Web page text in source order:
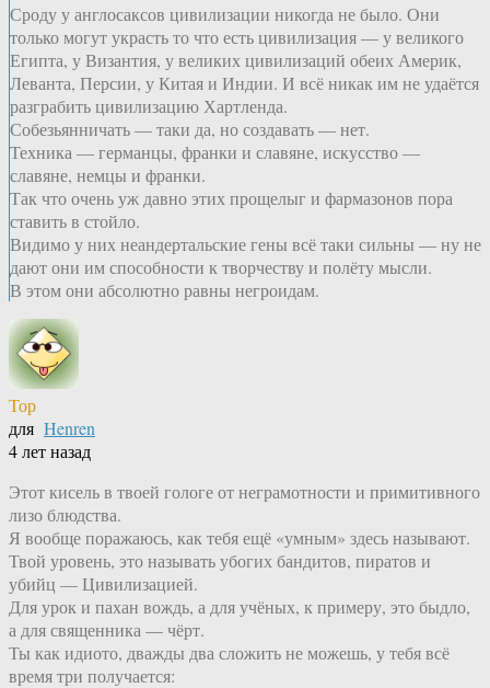
Сроду у англосаксов цивилизации никогда не было. Они
только могут украсть то что есть цивилизация — у великого
Египта, у Византия, у великих цивилизаций обеих Америк,
Леванта, Персии, у Китая и Индии. И всё никак им не удаётся
разграбить цивилизацию Хартленда.
Собезьянничать — таки да, но создавать — нет.
Техника — германцы, франки и славяне, искусство —
славяне, немцы и франки.
Так что очень уж давно этих прощелыг и фармазонов пора
ставить в стойло.
Видимо у них неандертальские гены всё таки сильны — ну не
дают они им способности к творчеству и полёту мысли.
В этом они абсолютно равны негроидам.
Тор
для Henren
4 лет назад
Этот кисель в твоей гологе от неграмотности и примитивного
лизо блюдства.
Я вообще поражаюсь, как тебя ещё «умным» здесь называют.
Твой уровень, это называть убогих бандитов, пиратов и
убийц — Цивилизацией.
Для урок и пахан вождь, а для учёных, к примеру, это быдло,
а для священника — чёрт.
Ты как идиото, дважды два сложить не можешь, у тебя всё
время три получается: